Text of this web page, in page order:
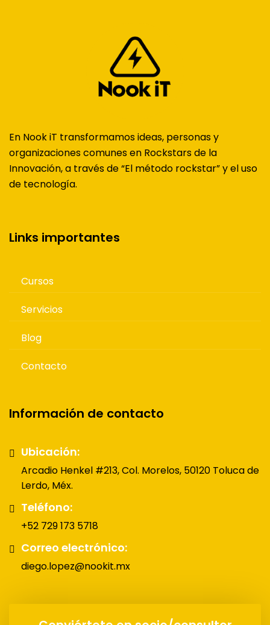
En Nook iT transformamos ideas, personas y
organizaciones comunes en Rockstars de la
Innovación, a través de “El método rockstar” y el uso
de tecnología.
Links importantes
Cursos
Servicios
Blog
Contacto
Información de contacto
Ubicación:
Arcadio Henkel #213, Col. Morelos, 50120 Toluca de
Lerdo, Méx.
Teléfono:
+52 729 173 5718
Correo electrónico:
diego.lopez@nookit.mx